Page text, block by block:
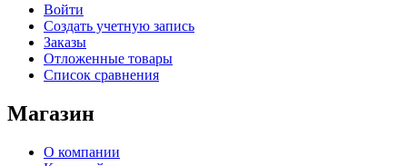
Войти
Создать учетную запись
Заказы
Отложенные товары
Список сравнения
Магазин
О компании